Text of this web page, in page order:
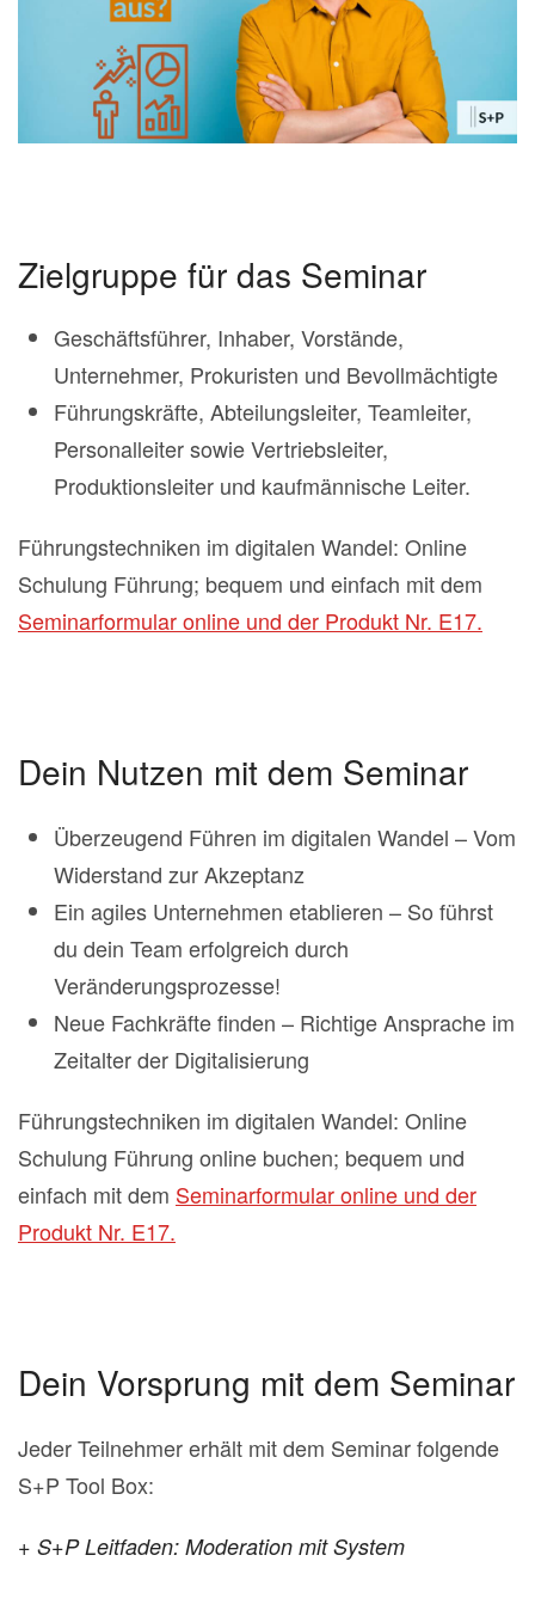
Zielgruppe für das Seminar
Geschäftsführer, Inhaber, Vorstände,
Unternehmer, Prokuristen und Bevollmächtigte
Führungskräfte, Abteilungsleiter, Teamleiter,
Personalleiter sowie Vertriebsleiter,
Produktionsleiter und kaufmännische Leiter.
Führungstechniken im digitalen Wandel: Online
Schulung Führung; bequem und einfach mit dem
Seminarformular online und der Produkt Nr. E17.
Dein Nutzen mit dem Seminar
Überzeugend Führen im digitalen Wandel – Vom
Widerstand zur Akzeptanz
Ein agiles Unternehmen etablieren – So führst
du dein Team erfolgreich durch
Veränderungsprozesse!
Neue Fachkräfte finden – Richtige Ansprache im
Zeitalter der Digitalisierung
Führungstechniken im digitalen Wandel: Online
Schulung Führung online buchen; bequem und
einfach mit dem Seminarformular online und der
Produkt Nr. E17.
Dein Vorsprung mit dem Seminar
Jeder Teilnehmer erhält mit dem Seminar folgende
S+P Tool Box:
+ S+P Leitfaden: Moderation mit System